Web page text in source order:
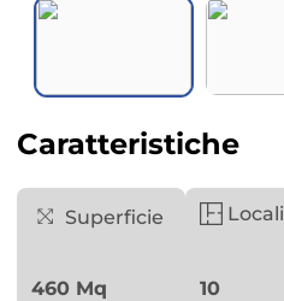
Caratteristiche
Superficie
460 Mq
Locali
10